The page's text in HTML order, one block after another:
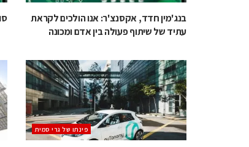
בנג'מין חדד, אקסנצ'ר: אנו הולכים לקראת
עתיד של שיתוף פעולה בין אדם ומכונה
‫פינתו של גרי סמית